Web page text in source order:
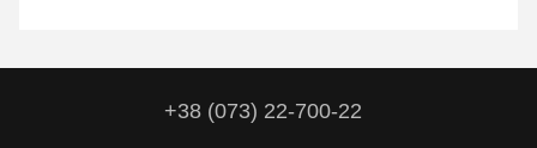
+38 (073) 22-700-22